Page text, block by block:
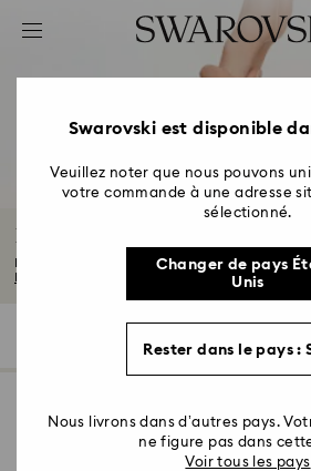
Accesskeys list
2 - Footer
4 - Search results
Bijoux plaqués finition or rose
Découvre tout le savoir-faire de Swarovski avec
Filtres
Swarovski est disponible
Veuillez noter que nous pouvons
votre commande à une adresse
sélectionné.
Changer de pays
Unis
Rester dans le pays :
Nous livrons dans d’autres pays.
ne figure pas dans
Voir tous les pays